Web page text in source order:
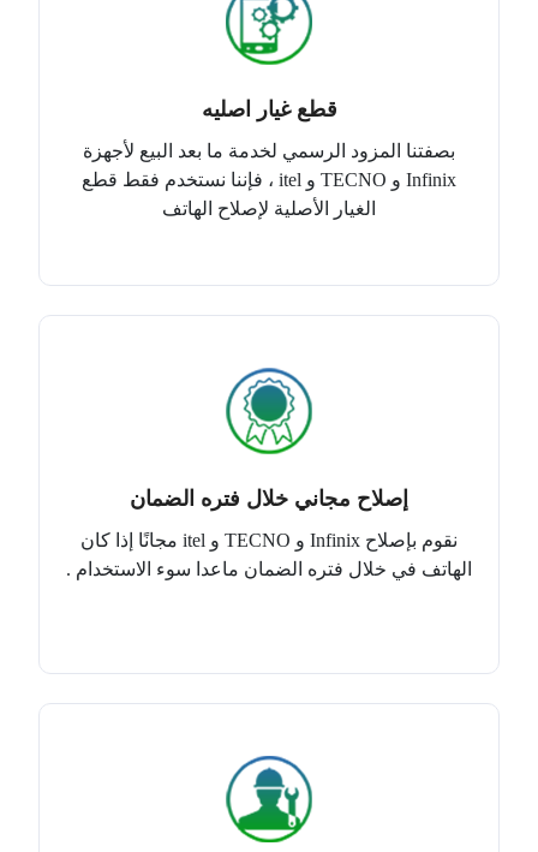
قطع غيار اصليه
بصفتنا المزود الرسمي لخدمة ما بعد البيع لأجهزة
Infinix و TECNO و itel ، فإننا نستخدم فقط قطع
الغيار الأصلية لإصلاح الهاتف
إصلاح مجاني خلال فتره الضمان
نقوم بإصلاح Infinix و TECNO و itel مجانًا إذا كان
الهاتف في خلال فتره الضمان ماعدا سوء الاستخدام .